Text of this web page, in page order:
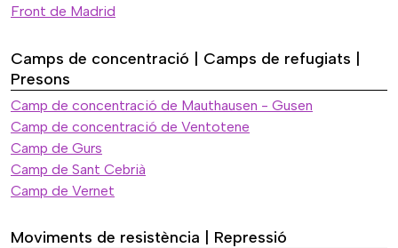
Front de Madrid
Camps de concentració | Camps de refugiats |
Presons
Camp de concentració de Mauthausen - Gusen
Camp de concentració de Ventotene
Camp de Gurs
Camp de Sant Cebrià
Camp de Vernet
Moviments de resistència | Repressió